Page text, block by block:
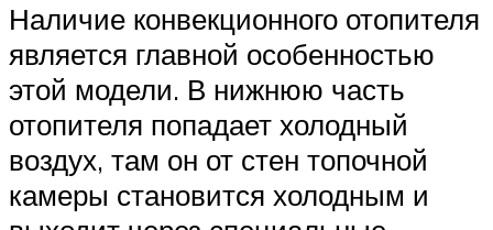
Наличие конвекционного отопителя
является главной особенностью
этой модели. В нижнюю часть
отопителя попадает холодный
воздух, там он от стен топочной
камеры становится холодным и